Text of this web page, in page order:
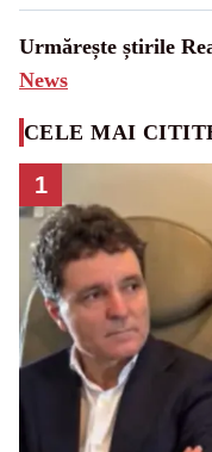
Urmărește știrile
News
CELE MAI
1